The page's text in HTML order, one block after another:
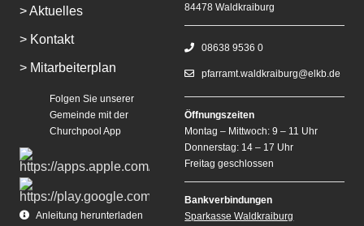
> Aktuelles
> Kontakt
> Mitarbeiterplan
Folgen Sie unserer
Gemeinde mit der
Churchpool App
Anleitung herunterladen
84478 Waldkraiburg
08638 9536 0
pfarramt.waldkraiburg@elkb.de
Öffnungszeiten
Montag – Mittwoch: 9 – 11 Uhr
Donnerstag: 14 – 17 Uhr
Freitag geschlossen
Bankverbindungen
Sparkasse Waldkraiburg